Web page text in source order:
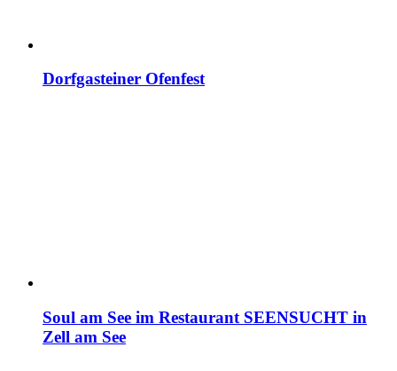
Dorfgasteiner Ofenfest
Soul am See im Restaurant SEENSUCHT in
Zell am See